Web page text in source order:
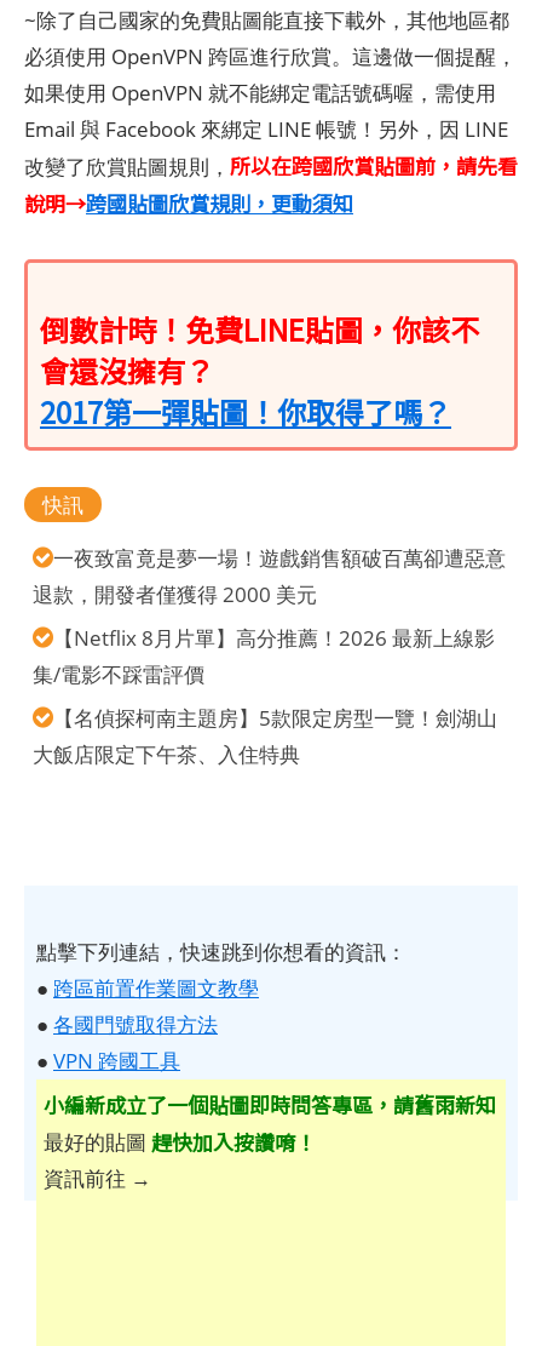
~除了自己國家的免費貼圖能直接下載外，其他地區都
必須使用 OpenVPN 跨區進行欣賞。這邊做一個提醒，
如果使用 OpenVPN 就不能綁定電話號碼喔，需使用
Email 與 Facebook 來綁定 LINE 帳號！另外，因 LINE
改變了欣賞貼圖規則， 所以在跨國欣賞貼圖前，請先看
說明→跨國貼圖欣賞規則，更動須知
倒數計時！免費LINE貼圖，你該不
會還沒擁有？
2017第一彈貼圖！你取得了嗎？
快訊
一夜致富竟是夢一場！遊戲銷售額破百萬卻遭惡意
退款，開發者僅獲得 2000 美元
【Netflix 8月片單】高分推薦！2026 最新上線影
集/電影不踩雷評價
【名偵探柯南主題房】5款限定房型一覽！劍湖山
大飯店限定下午茶、入住特典
點擊下列連結，快速跳到你想看的資訊：
● 跨區前置作業圖文教學
● 各國門號取得方法
● VPN 跨國工具
小編新成立了一個貼圖即時問答專區，請舊雨新知
趕快加入按讚唷！
最好的貼圖
資訊前往 →